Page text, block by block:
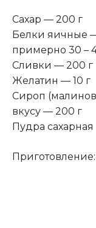
Сахар — 200 г
Белки яичные
примерно 30 –
Сливки — 200 г
Желатин — 10 г
Сироп
вкусу — 200 г
Пудра сахарная
Приготовление: